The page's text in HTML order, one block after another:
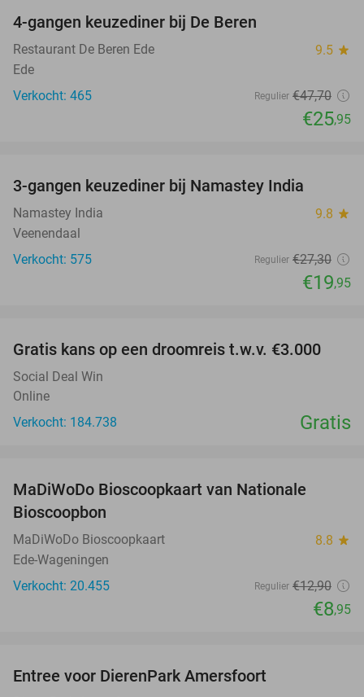
4-gangen keuzediner bij De Beren
Restaurant De Beren Ede 9.5 star
Ede
Verkocht: 465
Regulier €47,70
€25,95
3-gangen keuzediner bij Namastey India
Namastey India 9.8 star
Veenendaal
Verkocht: 575
Regulier €27,30
€19,95
Gratis kans op een droomreis t.w.v. €3.000
Social Deal Win
Online
Verkocht: 184.738
Gratis
MaDiWoDo Bioscoopkaart van Nationale
Bioscoopbon
MaDiWoDo Bioscoopkaart 8.8 star
Ede-Wageningen
Verkocht: 20.455
Regulier €12,90
€8,95
Entree voor DierenPark Amersfoort